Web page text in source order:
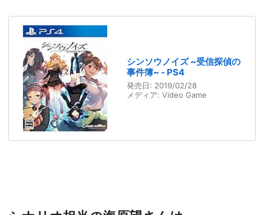
シンソウノイズ ~受信探偵の
事件簿~ - PS4
発売日: 2019/02/28
メディア: Video Game